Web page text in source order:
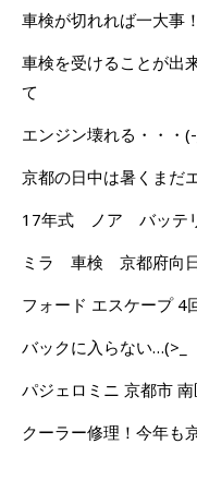
車検が切れれば一大事
車検を受けることが出
て
エンジン壊れる・・・
京都の日中は暑くまだ
17年式 ノア バッテ
ミラ 車検 京都府向
フォード エスケープ
バックに入らない…(>_
パジェロミニ 京都市 南
クーラー修理！今年も